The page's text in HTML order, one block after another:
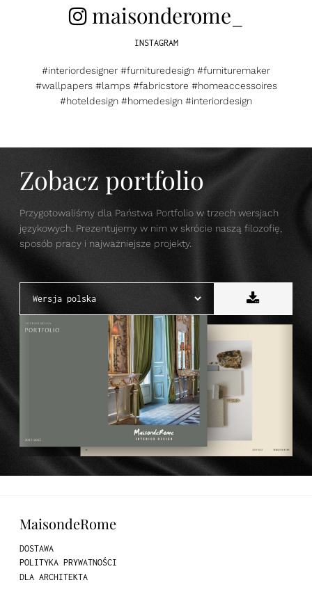
maisonderome_
INSTAGRAM
#interiordesigner #furnituredesign #furnituremaker
#wallpapers #lamps #fabricstore #homeaccessoires
#hoteldesign #homedesign #interiordesign
Zobacz portfolio
Przygotowaliśmy dla Państwa Portfolio w trzech wersjach
językowych. Prezentujemy w nim w skrócie naszą filozofię,
sposób pracy i najważniejsze projekty.
MaisondeRome
DOSTAWA
POLITYKA PRYWATNOŚCI
DLA ARCHITEKTA